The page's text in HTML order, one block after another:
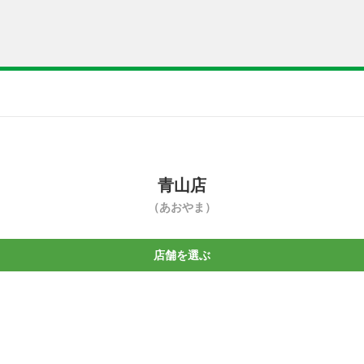
青山店
（あおやま）
店舗を選ぶ